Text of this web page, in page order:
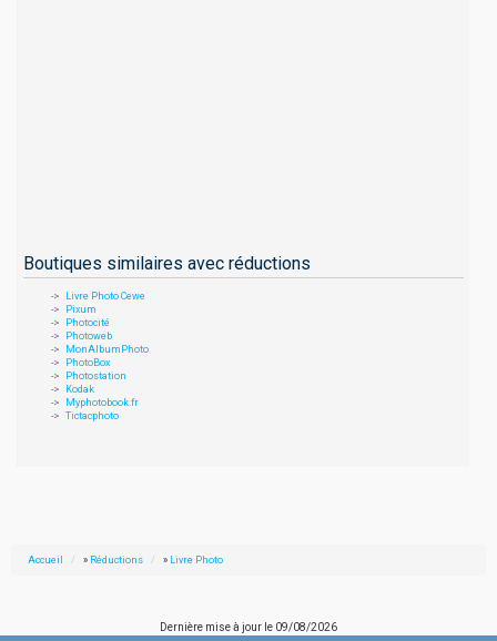
Boutiques similaires avec réductions
Livre Photo Cewe
Pixum
Photocité
Photoweb
MonAlbumPhoto
PhotoBox
Photostation
Kodak
Myphotobook.fr
Tictacphoto
Accueil » Réductions » Livre Photo
Dernière mise à jour le 09/08/2026